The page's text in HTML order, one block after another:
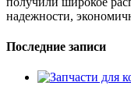
надежности,
Последние записи